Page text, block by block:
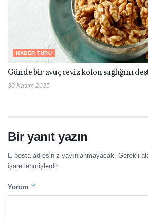
HABER TURU
Günde bir avuç ceviz kolon sağlığını
30 Kasım 2025
Bir yanıt yazın
E-posta adresiniz yayınlanmayacak. Gerekli
işaretlenmişlerdir
Yorum *